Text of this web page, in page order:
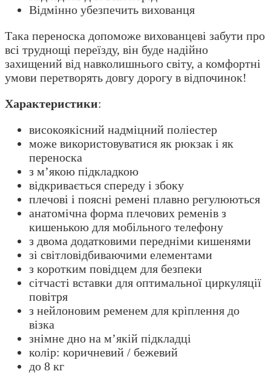
Відмінно убезпечить вихованця
Така переноска допоможе вихованцеві забути про
всі труднощі переїзду, він буде надійно
захищений від навколишнього світу, а комфортні
умови перетворять довгу дорогу в відпочинок!
Характеристики:
високоякісний надміцний поліестер
може використовуватися як рюкзак і як
переноска
з м’якою підкладкою
відкривається спереду і збоку
плечові і поясні ремені плавно регулюються
анатомічна форма плечових ременів з
кишенькою для мобільного телефону
з двома додатковими передніми кишенями
зі світловідбиваючими елементами
з коротким повідцем для безпеки
сітчасті вставки для оптимальної циркуляції
повітря
з нейлоновим ременем для кріплення до
візка
знімне дно на м’якій підкладці
колір: коричневий / бежевий
до 8 кг